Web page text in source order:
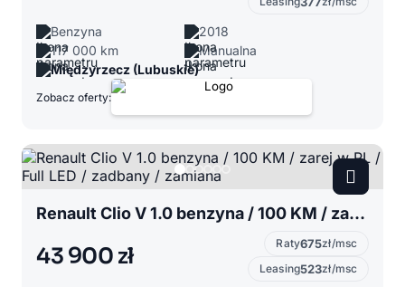
Benzyna
2018
117 000 km
Manualna
Międzyrzecz (Lubuskie)
Zobacz oferty:
Renault Clio V 1.0 benzyna / 100 KM / zarej w PL / Full LED / zadbany / zamiana
43 900 zł Raty675zł/msc
Leasing523zł/msc